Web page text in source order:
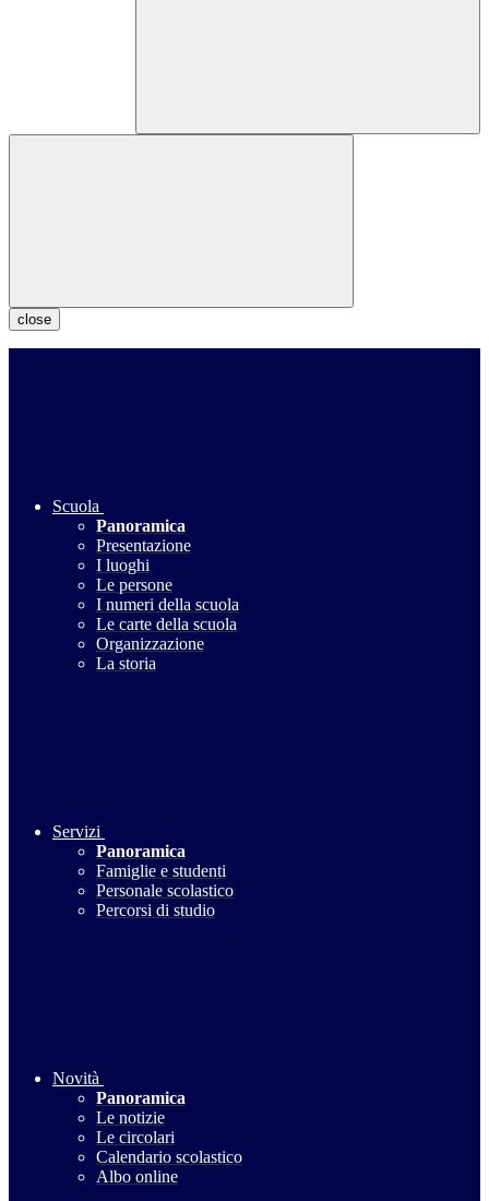
close
Scuola
Panoramica
Presentazione
I luoghi
Le persone
I numeri della scuola
Le carte della scuola
Organizzazione
La storia
Servizi
Panoramica
Famiglie e studenti
Personale scolastico
Percorsi di studio
Novità
Panoramica
Le notizie
Le circolari
Calendario scolastico
Albo online